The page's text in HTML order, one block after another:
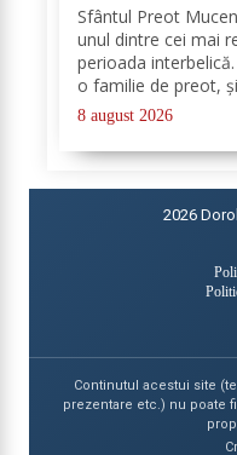
Sfântul Preot
unul dintre cei mai
perioada
o familie de preot,
Biserica „Aleksandr
Republica Moldova
8 august 2026
2026
Continutul acestui site
prezentare etc.) nu poate